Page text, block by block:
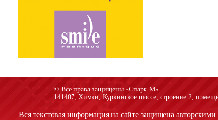
© Все права защищены «Спарк-M»
141407, Химки, Куркинское шоссе, строение 2,
Вся текстовая информация на сайте защищена